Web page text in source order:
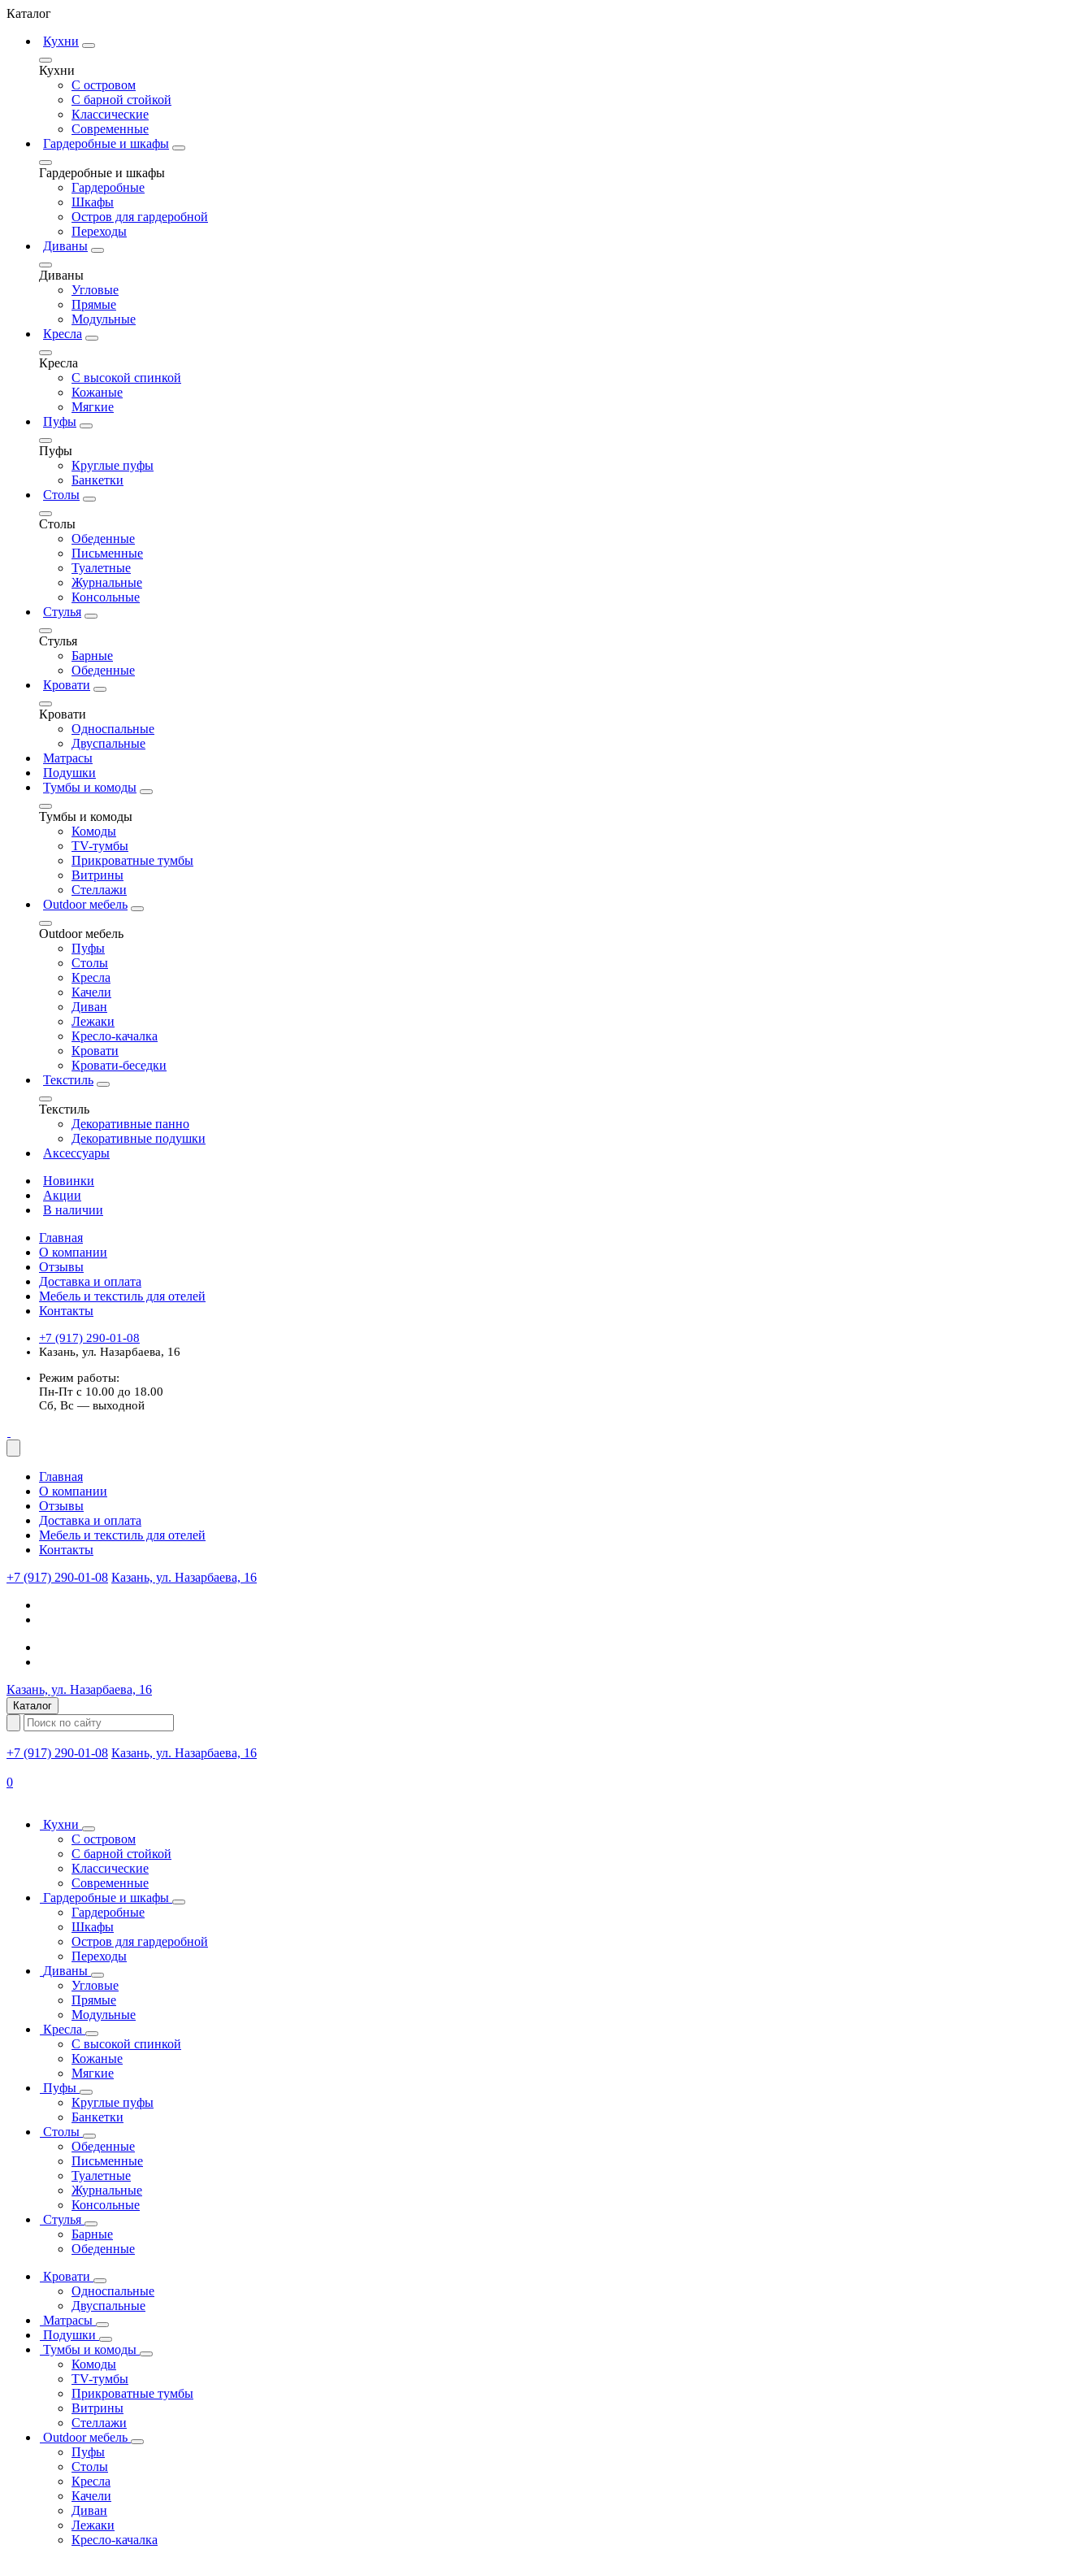
Каталог
Кухни
Кухни
С островом
С барной стойкой
Классические
Современные
Гардеробные и шкафы
Гардеробные и шкафы
Гардеробные
Шкафы
Остров для гардеробной
Переходы
Диваны
Диваны
Угловые
Прямые
Модульные
Кресла
Кресла
С высокой спинкой
Кожаные
Мягкие
Пуфы
Пуфы
Круглые пуфы
Банкетки
Столы
Столы
Обеденные
Письменные
Туалетные
Журнальные
Консольные
Стулья
Стулья
Барные
Обеденные
Кровати
Кровати
Односпальные
Двуспальные
Матрасы
Подушки
Тумбы и комоды
Тумбы и комоды
Комоды
ТV-тумбы
Прикроватные тумбы
Витрины
Стеллажи
Outdoor мебель
Outdoor мебель
Пуфы
Столы
Кресла
Качели
Диван
Лежаки
Кресло-качалка
Кровати
Кровати-беседки
Текстиль
Текстиль
Декоративные панно
Декоративные подушки
Аксессуары
Новинки
Акции
В наличии
Главная
О компании
Отзывы
Доставка и оплата
Мебель и текстиль для отелей
Контакты
+7 (917) 290-01-08
Казань, ул. Назарбаева, 16
Режим работы:
Пн-Пт с 10.00 до 18.00
Сб, Вс — выходной
Главная
О компании
Отзывы
Доставка и оплата
Мебель и текстиль для отелей
Контакты
+7 (917) 290-01-08 Казань, ул. Назарбаева, 16
Казань, ул. Назарбаева, 16
Каталог
+7 (917) 290-01-08 Казань, ул. Назарбаева, 16
0
Кухни
С островом
С барной стойкой
Классические
Современные
Гардеробные и шкафы
Гардеробные
Шкафы
Остров для гардеробной
Переходы
Диваны
Угловые
Прямые
Модульные
Кресла
С высокой спинкой
Кожаные
Мягкие
Пуфы
Круглые пуфы
Банкетки
Столы
Обеденные
Письменные
Туалетные
Журнальные
Консольные
Стулья
Барные
Обеденные
Кровати
Односпальные
Двуспальные
Матрасы
Подушки
Тумбы и комоды
Комоды
ТV-тумбы
Прикроватные тумбы
Витрины
Стеллажи
Outdoor мебель
Пуфы
Столы
Кресла
Качели
Диван
Лежаки
Кресло-качалка